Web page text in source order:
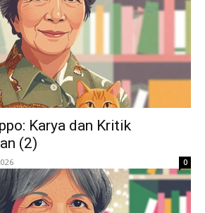
Karya dan Kritik
(2)
0